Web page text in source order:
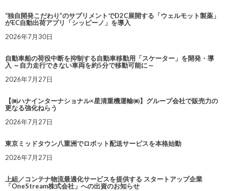
“独自開発こだわり”のサプリメントでD2C展開する「ウェルモット製薬」
がEC自動出荷アプリ「シッピーノ」を導入
2026年7月30日
自動車船の荷役中断を抑制する自動車移動用「スケーター」を開発・導
入 ～自力走行できない車両を約5分で移動可能に～
2026年7月27日
【㈱ハナインターナショナル×星清重機運輸㈱】グループ会社で販売力の
更なる強化ねらう
2026年7月27日
東京ミッドタウン八重洲でロボット配送サービスを本格始動
2026年7月27日
上組／コンテナ物流最適化サービスを提供する スタートアップ企業
「OneStream株式会社」への出資のお知らせ